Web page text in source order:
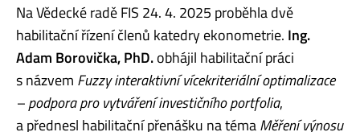
Na Vědecké radě FIS 24. 4. 2025 proběhla dvě
habilitační řízení členů katedry ekonometrie. Ing.
Adam Borovička, PhD.obhájil habilitační práci
s názvem Fuzzy interaktivní vícekriteriální optimalizace
– podpora pro vytváření investičního portfolia,
a přednesl habilitační přenášku na témaMěření výnosu